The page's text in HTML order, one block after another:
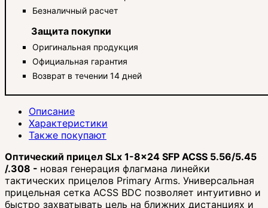
Безналичный расчет
Защита покупки
Оригинальная продукция
Официальная гарантия
Возврат в течении 14 дней
Описание
Характеристики
Также покупают
Оптический прицел SLx 1-8x24 SFP ACSS 5.56/5.45
/.308 - новая генерация флагмана линейки
тактических прицелов Primary Arms. Универсальная
прицельная сетка ACSS BDC позволяет интуитивно и
быстро захватывать цель на ближних дистанциях и